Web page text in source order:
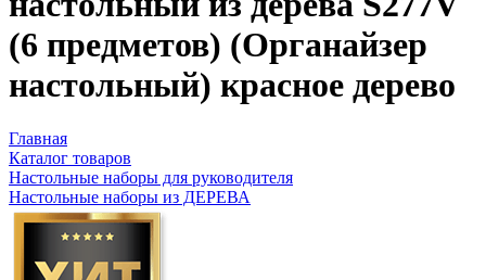
(6 предметов) (Органайзер
настольный) красное дерево
Главная
Каталог товаров
Настольные наборы для руководителя
Настольные наборы из ДЕРЕВА